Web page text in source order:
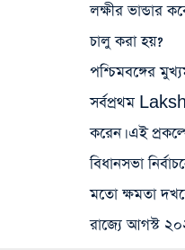
লক্ষীর ভান্ডার
চালু করা হয়?
পশ্চিমবঙ্গের
সর্বপ্রথম
করেন। এই
বিধানসভা
মতো ক্ষমতা
রাজ্যে আগস্ট